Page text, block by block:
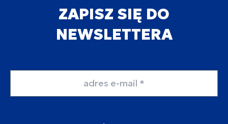
ZAPISZ SIĘ DO
NEWSLETTERA